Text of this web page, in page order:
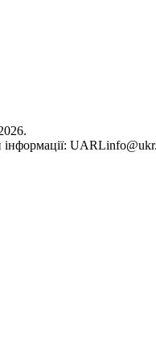
інформації: